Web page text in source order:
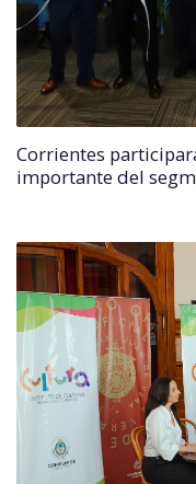
Corrientes
importante del